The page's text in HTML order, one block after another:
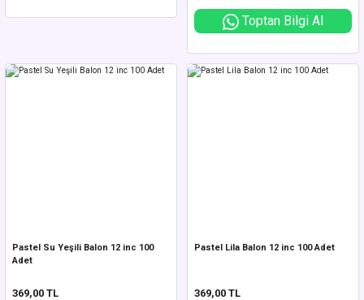
Toptan Bilgi Al
Pastel Su Yeşili Balon 12 inc 100
Adet
369,00 TL
Pastel Lila Balon 12 inc 100 Adet
369,00 TL